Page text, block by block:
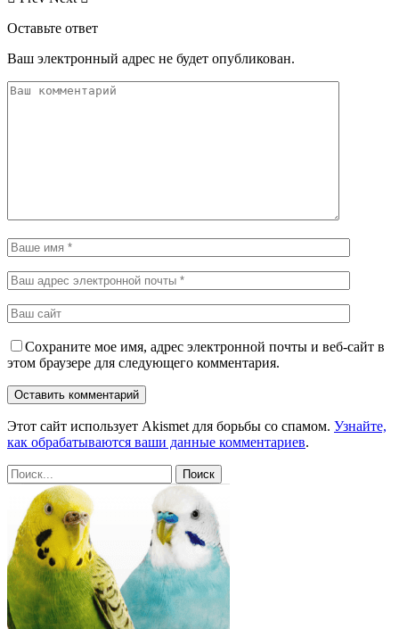
Оставьте ответ
Ваш электронный адрес не будет опубликован.
Сохраните мое имя, адрес электронной почты и веб-сайт в
этом браузере для следующего комментария.
Этот сайт использует Akismet для борьбы со спамом. Узнайте,
как обрабатываются ваши данные комментариев.